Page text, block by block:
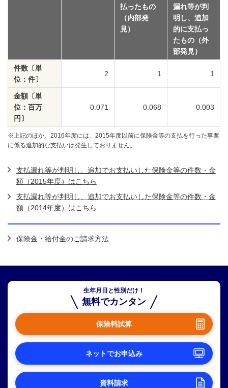
払ったもの
（内部発
見）
漏れ等が判
明し、追加
的に支払っ
たもの（外
部発見）
件数〔単
位：件〕
2 1 1
金額〔単
位：百万
円〕
0.071 0.068 0.003
※上記のほか、2016年度には、2015年度以前に保険金等の支払を行った事案
に係る追加的な支払いは発生しておりません。
支払漏れ等が判明し、追加でお支払いした保険金等の件数・金
額（2015年度）はこちら
支払漏れ等が判明し、追加でお支払いした保険金等の件数・金
額（2014年度）はこちら
保険金・給付金のご請求方法
生年月日と性別だけ！
無料でカンタン
保険料試算
ネットでお申込み
資料請求